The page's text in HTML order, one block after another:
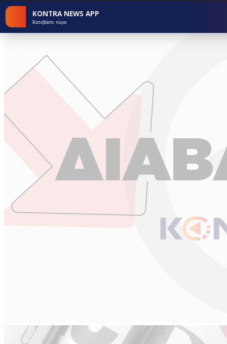
KONTRA NEWS APP
Κατεβάστε τώρα